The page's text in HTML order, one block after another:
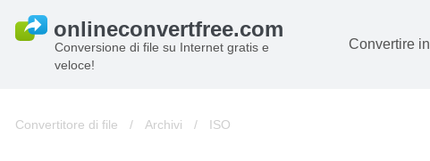
Conversione di file su Internet gratis e
veloce!
Convertire in
Convertitore di file / Archivi / ISO